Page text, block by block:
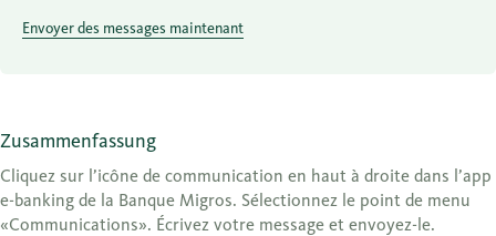
Envoyer des messages maintenant
Zusammenfassung
Cliquez sur l’icône de communication en haut à droite dans l’app
e-banking de la Banque Migros. Sélectionnez le point de menu
«Communications». Écrivez votre message et envoyez-le.